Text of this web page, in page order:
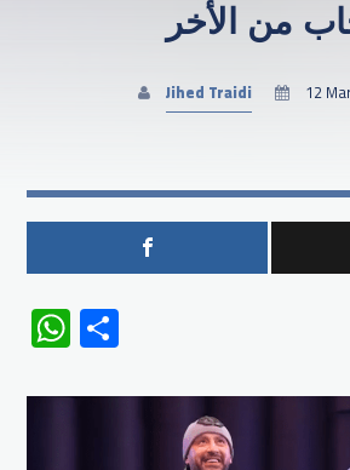
Jihed Traidi 12
WhatsApp